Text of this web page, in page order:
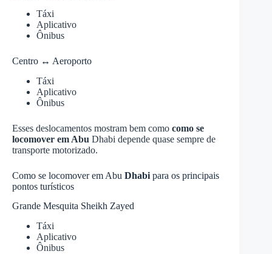
Táxi
Aplicativo
Ônibus
Centro ↔ Aeroporto
Táxi
Aplicativo
Ônibus
Esses deslocamentos mostram bem como como se
locomover em Abu Dhabi depende quase sempre de
transporte motorizado.
Como se locomover em Abu Dhabi para os principais
pontos turísticos
Grande Mesquita Sheikh Zayed
Táxi
Aplicativo
Ônibus